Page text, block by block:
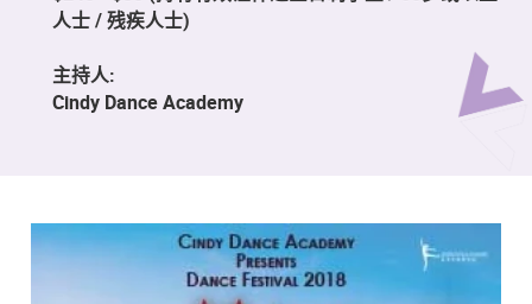
人士 / 残疾人士)
主持人:
Cindy Dance Academy